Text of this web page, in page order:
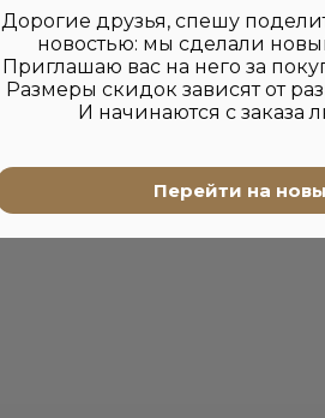
Дорогие друзья, спешу
новостью: мы сделали
Приглашаю вас на него за
Размеры скидок зависят от
И начинаются с заказа
Перейти на